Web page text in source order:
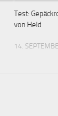
Test:
von Held
14.